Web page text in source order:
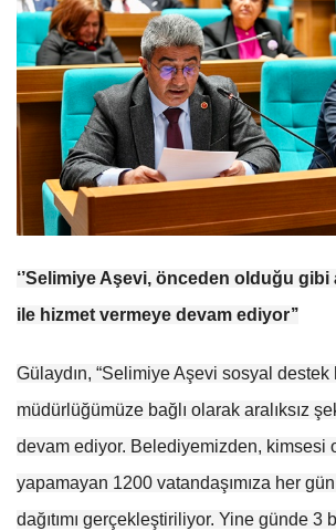
‘’Selimiye Aşevi, önceden olduğu
ile hizmet vermeye devam ediyor’’
Gülaydın, “Selimiye Aşevi sosyal destek
müdürlüğümüze bağlı olarak aralıksız
devam ediyor. Belediyemizden, kimsesi
yapamayan 1200 vatandaşımıza her
dağıtımı gerçekleştiriliyor. Yine günde 3